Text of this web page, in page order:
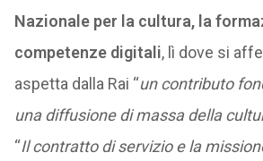
Nazionale per la cultura, la
competenze digitali, lì dove si
aspetta dalla Rai “un contributo
una diffusione di massa della
“Il contratto di servizio e la